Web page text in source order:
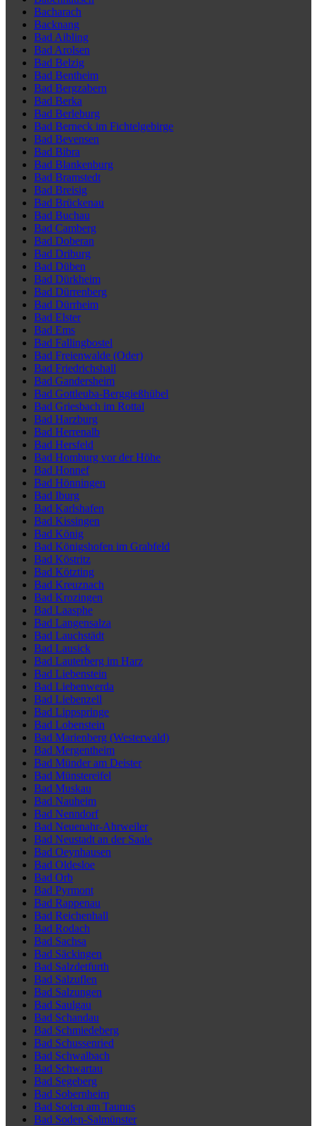
Bacharach
Backnang
Bad Aibling
Bad Arolsen
Bad Belzig
Bad Bentheim
Bad Bergzabern
Bad Berka
Bad Berleburg
Bad Berneck im Fichtelgebirge
Bad Bevensen
Bad Bibra
Bad Blankenburg
Bad Bramstedt
Bad Breisig
Bad Brückenau
Bad Buchau
Bad Camberg
Bad Doberan
Bad Driburg
Bad Düben
Bad Dürkheim
Bad Dürrenberg
Bad Dürrheim
Bad Elster
Bad Ems
Bad Fallingbostel
Bad Freienwalde (Oder)
Bad Friedrichshall
Bad Gandersheim
Bad Gottleuba-Berggießhübel
Bad Griesbach im Rottal
Bad Harzburg
Bad Herrenalb
Bad Hersfeld
Bad Homburg vor der Höhe
Bad Honnef
Bad Hönningen
Bad Iburg
Bad Karlshafen
Bad Kissingen
Bad König
Bad Königshofen im Grabfeld
Bad Köstritz
Bad Kötzting
Bad Kreuznach
Bad Krozingen
Bad Laasphe
Bad Langensalza
Bad Lauchstädt
Bad Lausick
Bad Lauterberg im Harz
Bad Liebenstein
Bad Liebenwerda
Bad Liebenzell
Bad Lippspringe
Bad Lobenstein
Bad Marienberg (Westerwald)
Bad Mergentheim
Bad Münder am Deister
Bad Münstereifel
Bad Muskau
Bad Nauheim
Bad Nenndorf
Bad Neuenahr-Ahrweiler
Bad Neustadt an der Saale
Bad Oeynhausen
Bad Oldesloe
Bad Orb
Bad Pyrmont
Bad Rappenau
Bad Reichenhall
Bad Rodach
Bad Sachsa
Bad Säckingen
Bad Salzdetfurth
Bad Salzuflen
Bad Salzungen
Bad Saulgau
Bad Schandau
Bad Schmiedeberg
Bad Schussenried
Bad Schwalbach
Bad Schwartau
Bad Segeberg
Bad Sobernheim
Bad Soden am Taunus
Bad Soden-Salmünster